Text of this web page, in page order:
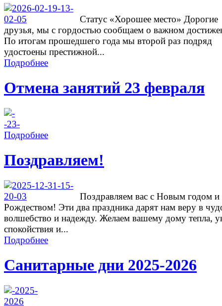
Cтатус «Хорошее место» Дорогие
друзья, мы с гордостью сообщаем о важном
По итогам прошедшего года мы второй раз подряд
удостоены престижной...
Подробнее
Отмена занятий 23 февраля
Подробнее
Поздравляем!
Поздравляем вас с Новым годом и
Рождеством! Эти два праздника дарят нам веру в
волшебство и надежду. Желаем вашему дому тепла,
спокойствия и...
Подробнее
Санитарные дни 2025-2026